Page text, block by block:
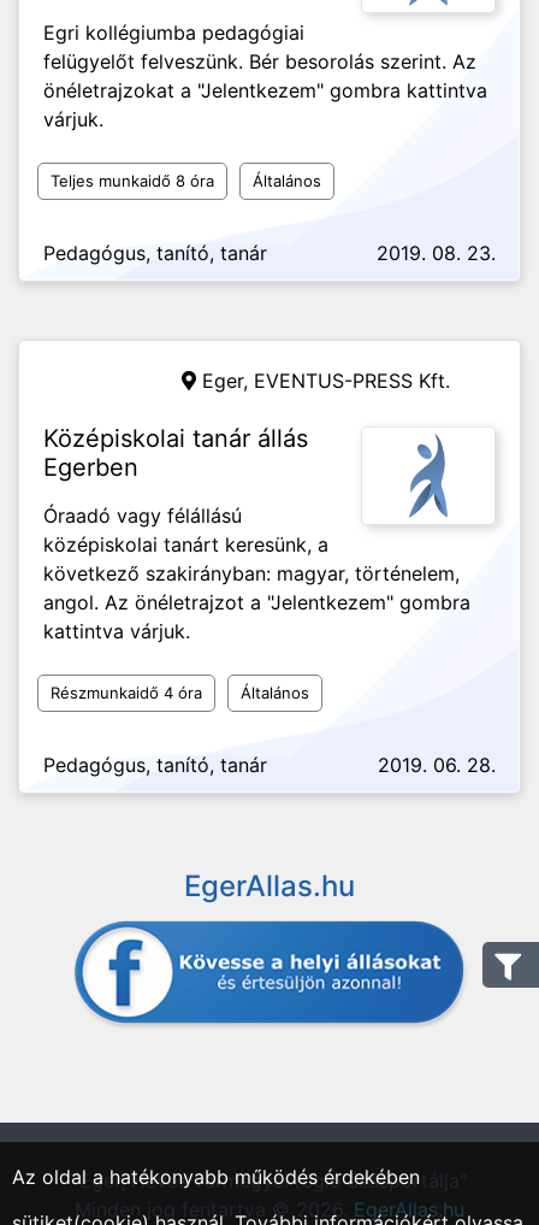
Egri kollégiumba pedagógiai
felügyelőt felveszünk. Bér besorolás szerint. Az
önéletrajzokat a "Jelentkezem" gombra kattintva
várjuk.
Teljes munkaidő 8 óra Általános
Pedagógus, tanító, tanár 2019. 08. 23.
Eger, EVENTUS-PRESS Kft.
Középiskolai tanár állás
Egerben
Óraadó vagy félállású
középiskolai tanárt keresünk, a
következő szakirányban: magyar, történelem,
angol. Az önéletrajzot a "Jelentkezem" gombra
kattintva várjuk.
Részmunkaidő 4 óra Általános
Pedagógus, tanító, tanár 2019. 06. 28.
EgerAllas.hu
"Eger, Heves vármegyei régió állásportálja"
Minden jog fentartva © 2026. EgerAllas.hu
Az oldal a hatékonyabb működés érdekében